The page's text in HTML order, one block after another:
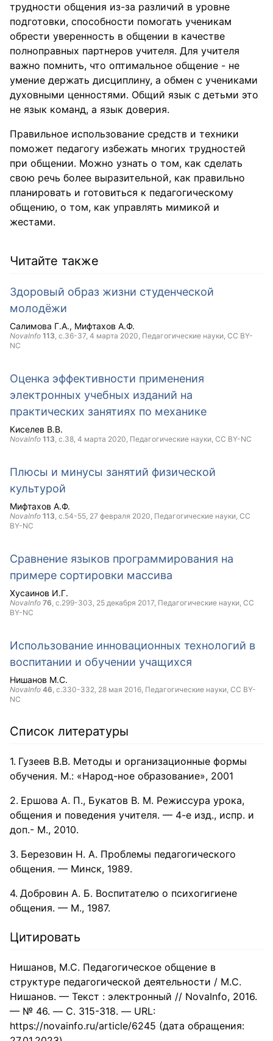
трудности общения из-за различий в уровне
подготовки, способности помогать ученикам
обрести уверенность в общении в качестве
полноправных партнеров учителя. Для учителя
важно помнить, что оптимальное общение - не
умение держать дисциплину, а обмен с учениками
духовными ценностями. Общий язык с детьми это
не язык команд, а язык доверия.
Правильное использование средств и техники
поможет педагогу избежать многих трудностей
при общении. Можно узнать о том, как сделать
свою речь более выразительной, как правильно
планировать и готовиться к педагогическому
общению, о том, как управлять мимикой и
жестами.
Читайте также
Здоровый образ жизни студенческой
молодёжи
Салимова Г.А. Мифтахов А.Ф.
NovaInfo 113, с.36-37, 4 марта 2020, Педагогические науки, CC BY-
NC
Оценка эффективности применения
электронных учебных изданий на
практических занятиях по механике
Киселев В.В.
NovaInfo 113, с.38, 4 марта 2020, Педагогические науки, CC BY-NC
Плюсы и минусы занятий физической
культурой
Мифтахов А.Ф.
NovaInfo 113, с.54-55, 27 февраля 2020, Педагогические науки, CC
BY-NC
Сравнение языков программирования на
примере сортировки массива
Хусаинов И.Г.
NovaInfo 76, с.299-303, 25 декабря 2017, Педагогические науки, CC
BY-NC
Использование инновационных технологий в
воспитании и обучении учащихся
Нишанов М.С.
NovaInfo 46, с.330-332, 28 мая 2016, Педагогические науки, CC BY-
NC
Список литературы
Гузеев В.В. Методы и организационные формы
обучения. М.: «Народ-ное образование», 2001
Ершова А. П., Букатов В. М. Режиссура урока,
общения и поведения учителя. — 4-е изд., испр. и
доп.- М., 2010.
Березовин Н. А. Проблемы педагогического
общения. — Минск, 1989.
Добровин А. Б. Воспитателю о психогигиене
общения. — М., 1987.
Цитировать
Нишанов, М.С. Педагогическое общение в
структуре педагогической деятельности / М.С.
Нишанов. — Текст : электронный // NovaInfo, 2016.
— № 46. — С. 315-318. — URL:
https://novainfo.ru/article/6245 (дата обращения: